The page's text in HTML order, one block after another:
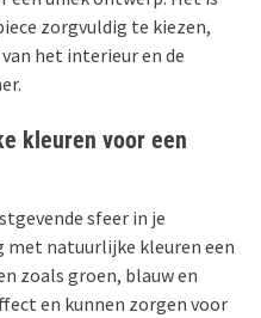
zorgvuldig te kiezen,
het interieur en de
kleuren voor een
sfeer in je
met natuurlijke kleuren een
zoals groen, blauw en
en kunnen zorgen voor